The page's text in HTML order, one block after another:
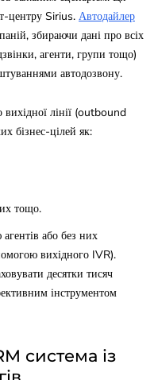
центру Sirius. Автодайлер
збираючи дані про всіх
агенти, групи тощо)
автодозвону.
лінії (outbound
бізнес-цілей як:
тощо.
або без них
вихідного IVR).
десятки тисяч
інструментом
система із